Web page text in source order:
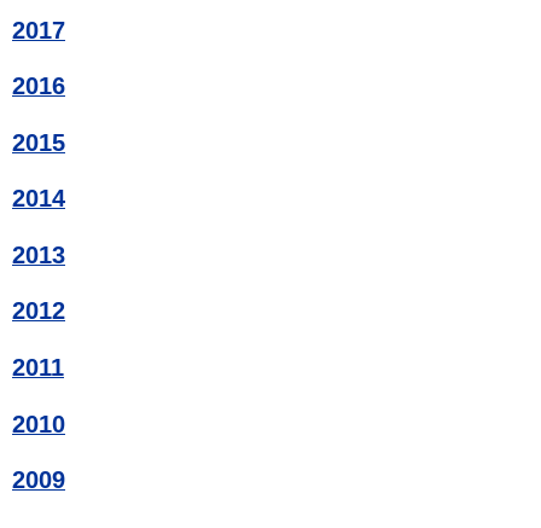
2017
2016
2015
2014
2013
2012
2011
2010
2009